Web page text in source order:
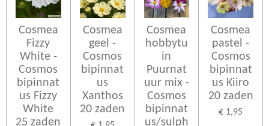
Cosmea
Fizzy
White -
Cosmos
bipinnat
us Fizzy
White
25 zaden
Cosmea
geel -
Cosmos
bipinnat
us
Xanthos
20 zaden
Cosmea
hobbytu
in
Puurnat
uur mix -
Cosmos
bipinnat
us/sulph
Cosmea
pastel -
Cosmos
bipinnat
us Kiiro
20 zaden
€ 1,95